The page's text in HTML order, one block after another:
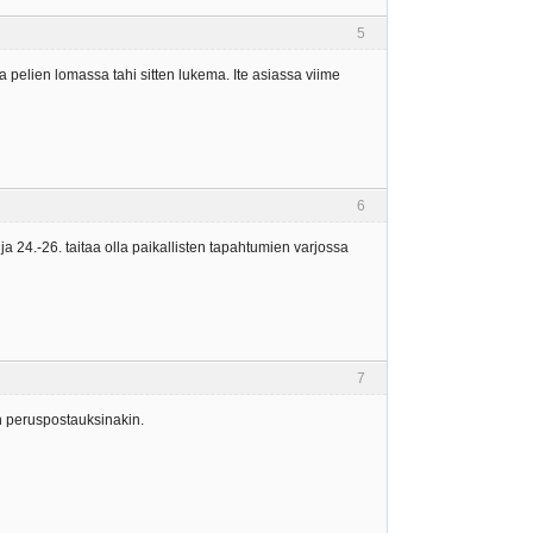
5
lomassa tahi sitten lukema. Ite asiassa viime
6
24.-26. taitaa olla paikallisten tapahtumien varjossa
7
peruspostauksinakin.